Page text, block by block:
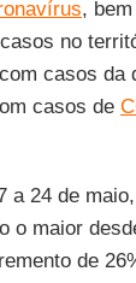
,
no
casos da
casos de
a 24 de maio,
o maior
de